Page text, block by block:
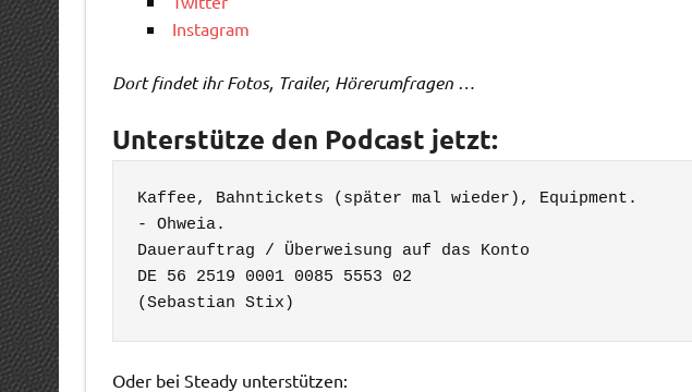
Instagram
Dort findet ihr Fotos, Trailer, Hörerumfragen …
Unterstütze den Podcast jetzt:
Kaffee, Bahntickets (später mal wieder), Equipment.
- Ohweia.
Dauerauftrag / Überweisung auf das Konto
DE 56 2519 0001 0085 5553 02
(Sebastian Stix)
Oder bei Steady unterstützen: